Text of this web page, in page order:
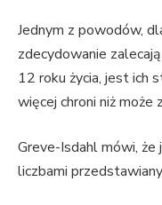
Jednym z powodów,
zdecydowanie
12 roku życia, jest ich
więcej chroni niż może
Greve-Isdahl mówi,
liczbami